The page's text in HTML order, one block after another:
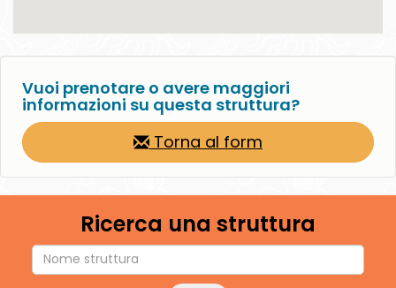
informazioni su questa struttura?
Torna al form
Ricerca una struttura